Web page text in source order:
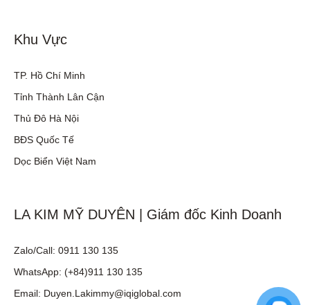
Khu Vực
TP. Hồ Chí Minh
Tỉnh Thành Lân Cận
Thủ Đô Hà Nội
BĐS Quốc Tế
Dọc Biển Việt Nam
LA KIM MỸ DUYÊN | Giám đốc Kinh Doanh
Zalo/Call: 0911 130 135
WhatsApp: (+84)911 130 135
Email: Duyen.Lakimmy@iqiglobal.com